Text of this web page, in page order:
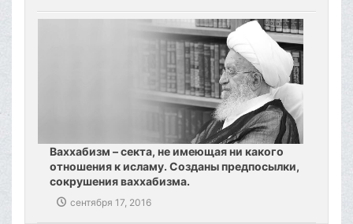
Ваххабизм – секта, не имеющая ни какого
отношения к исламу. Созданы предпосылки,
сокрушения ваххабизма.
сентября 17, 2016